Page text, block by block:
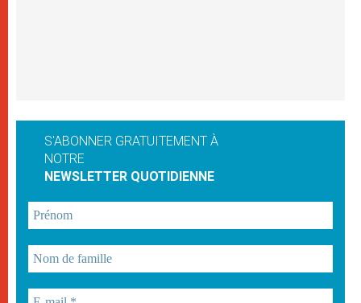
S'ABONNER GRATUITEMENT À
NOTRE
NEWSLETTER QUOTIDIENNE